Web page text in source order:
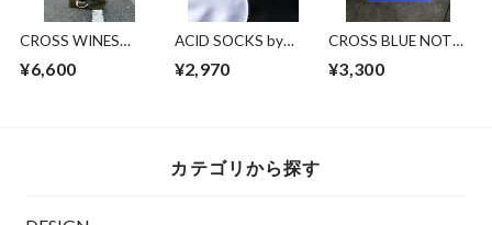
CROSS WINES
BAG パンサー・ト
¥6,600
ACID SOCKS by
LOADS ARE LIGHT
¥2,970
CROSS BLUE NOTE
A POET ~
¥3,300
カテゴリから探す